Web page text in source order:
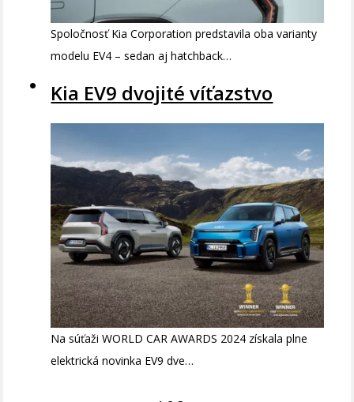
Spoločnosť Kia Corporation predstavila oba varianty
modelu EV4 – sedan aj hatchback…
Kia EV9 dvojité víťazstvo
Na súťaži WORLD CAR AWARDS 2024 získala plne
elektrická novinka EV9 dve…